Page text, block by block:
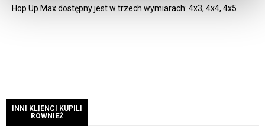
Hop Up Max dostępny jest w trzech wymiarach: 4x3, 4x4, 4x5
INNI KLIENCI KUPILI
RÓWNIEŻ